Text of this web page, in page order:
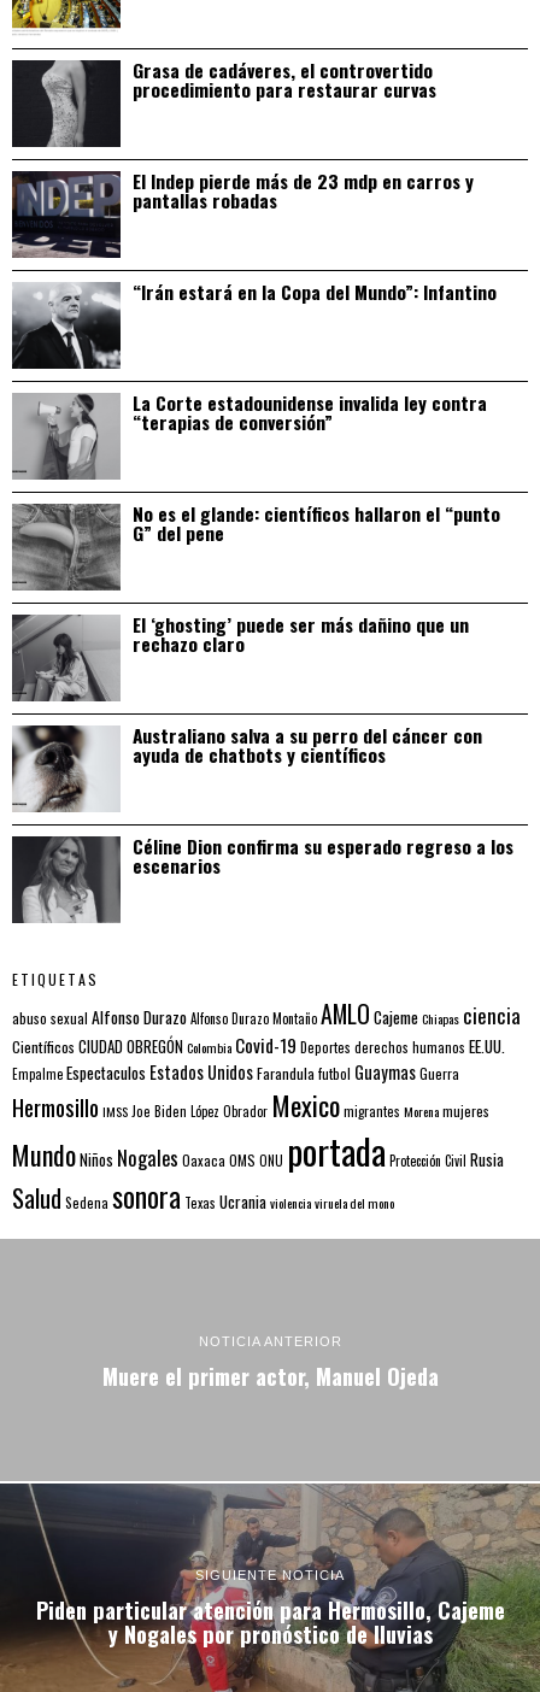
Grasa de cadáveres, el controvertido
procedimiento para restaurar curvas
El Indep pierde más de 23 mdp en carros y
pantallas robadas
“Irán estará en la Copa del Mundo”: Infantino
La Corte estadounidense invalida ley contra
“terapias de conversión”
No es el glande: científicos hallaron el “punto
G” del pene
El ‘ghosting’ puede ser más dañino que un
rechazo claro
Australiano salva a su perro del cáncer con
ayuda de chatbots y científicos
Céline Dion confirma su esperado regreso a los
escenarios
ETIQUETAS
abuso sexual Alfonso DurazoAlfonso Durazo MontañoAMLO CajemeChiapas ciencia
Científicos CIUDAD OBREGÓNColombia Covid-19 Deportes derechos humanos EE.UU.
EmpalmeEspectaculos Estados UnidosFarandula futbol GuaymasGuerra
Hermosillo IMSS Joe Biden López Obrador Mexicomigrantes Morenamujeres
MundoNiños Nogales Oaxaca OMS ONU portada Protección Civil Rusia
Salud Sedena sonora Texas Ucraniaviolenciaviruela del mono
NOTICIA ANTERIOR
Muere el primer actor, Manuel Ojeda
SIGUIENTE NOTICIA
Piden particular atención para Hermosillo, Cajeme
y Nogales por pronóstico de lluvias